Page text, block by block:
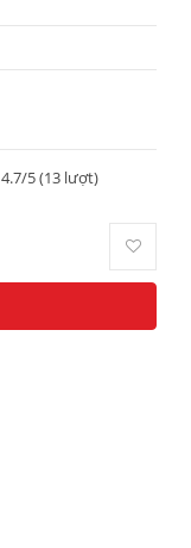
4.7/5 (13 lượt)